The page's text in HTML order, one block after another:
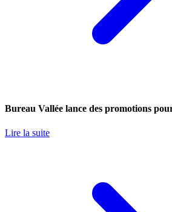
Bureau Vallée lance des promotions
Lire la suite